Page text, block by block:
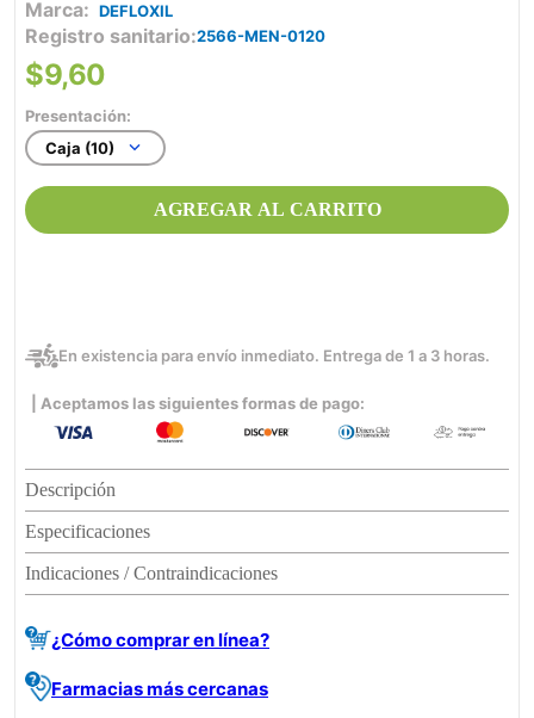
DEFLOXIL
Registro sanitario 2566-MEN-0120
$9,60
Presentación:
Caja (10)
AGREGAR AL CARRITO
En existencia para envío inmediato. Entrega de 1 a 3 horas.
| Aceptamos las siguientes formas de pago:
Descripción
Especificaciones
Indicaciones / Contraindicaciones
¿Cómo comprar en línea?
Farmacias más cercanas